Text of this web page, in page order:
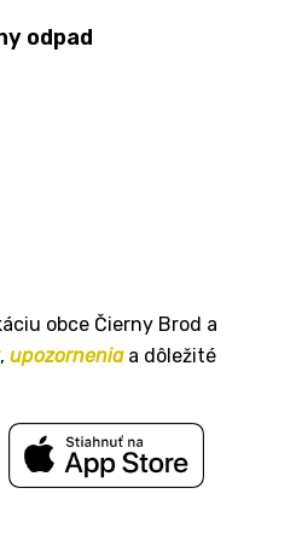
odpad
obce Čierny Brod a
, upozorneniaa dôležité